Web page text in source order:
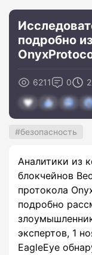
подробно
6211 0
безопасность
Аналитики из
блокчейнов
протокола
подробно
экспертов, 1
EagleEye